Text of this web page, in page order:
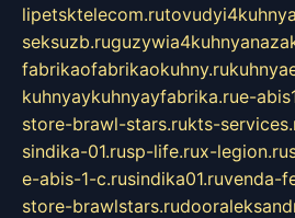
lipetsktelecom.ru
seksuzb.ru
fabrikaofabrikaokuhny.ru
kuhnyaykuhnyayfabrika.rue-
store-brawl-stars.rukts-
sindika-01.rusp-life.rux-legion.ru
e-abis-1-c.rusindika01.ruvenda-
store-brawlstars.ru